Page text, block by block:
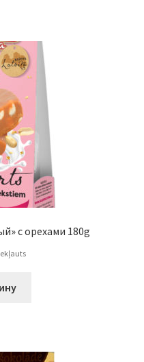
с орехами 180g